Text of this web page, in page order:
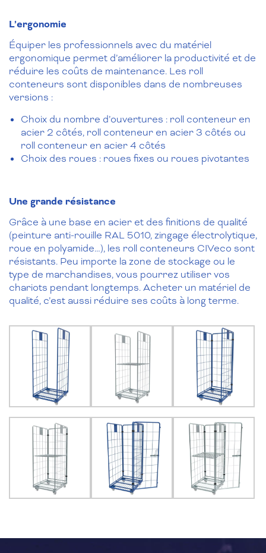
L’ergonomie
Équiper les professionnels avec du matériel
ergonomique permet d’améliorer la productivité et de
réduire les coûts de maintenance. Les roll
conteneurs sont disponibles dans de nombreuses
versions :
Choix du nombre d’ouvertures : roll conteneur en
acier 2 côtés, roll conteneur en acier 3 côtés ou
roll conteneur en acier 4 côtés
Choix des roues : roues fixes ou roues pivotantes
Une grande résistance
Grâce à une base en acier et des finitions de qualité
(peinture anti-rouille RAL 5010, zingage électrolytique,
roue en polyamide…), les roll conteneurs CIVeco sont
résistants. Peu importe la zone de stockage ou le
type de marchandises, vous pourrez utiliser vos
chariots pendant longtemps. Acheter un matériel de
qualité, c’est aussi réduire ses coûts à long terme.